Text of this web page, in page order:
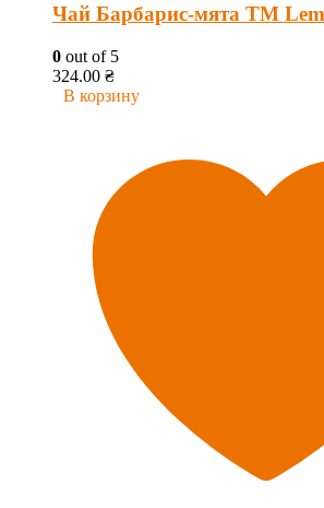
Чай Барбарис-мята ТМ
0 out of 5
324.00 ₴
В корзину